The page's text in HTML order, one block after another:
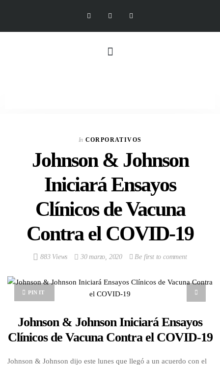
In CORPORATIVOS
Johnson & Johnson
Iniciará Ensayos
Clínicos de Vacuna
Contra el COVID-19
883 Views 30 marzo, 2020 Be first to comment
PIN IT
Johnson & Johnson Iniciará Ensayos
Clínicos de Vacuna Contra el COVID-19
Johnson & Johnson dijo este lunes que llegó a un acuerdo con el